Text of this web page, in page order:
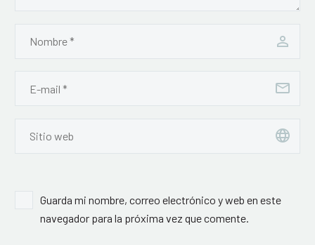
Guarda mi nombre, correo electrónico y web en este
navegador para la próxima vez que comente.